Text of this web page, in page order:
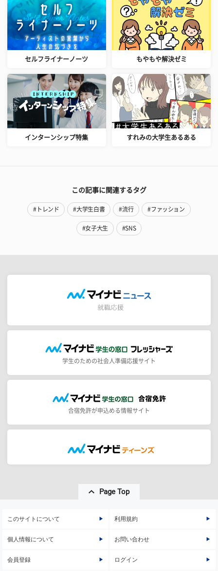
セルフライナーノーツ もやもや解決ゼミ
インターンシップ特集 すれみの大学生あるある
この記事に関連するタグ
#トレンド #大学生白書 #流行 #ファッション
#女子大生 #SNS
学生のための社会人準備応援サイト
合宿免許が申込める情報サイト
Page Top
このサイトについて 利用規約
個人情報について お問い合わせ
会員登録 ログイン